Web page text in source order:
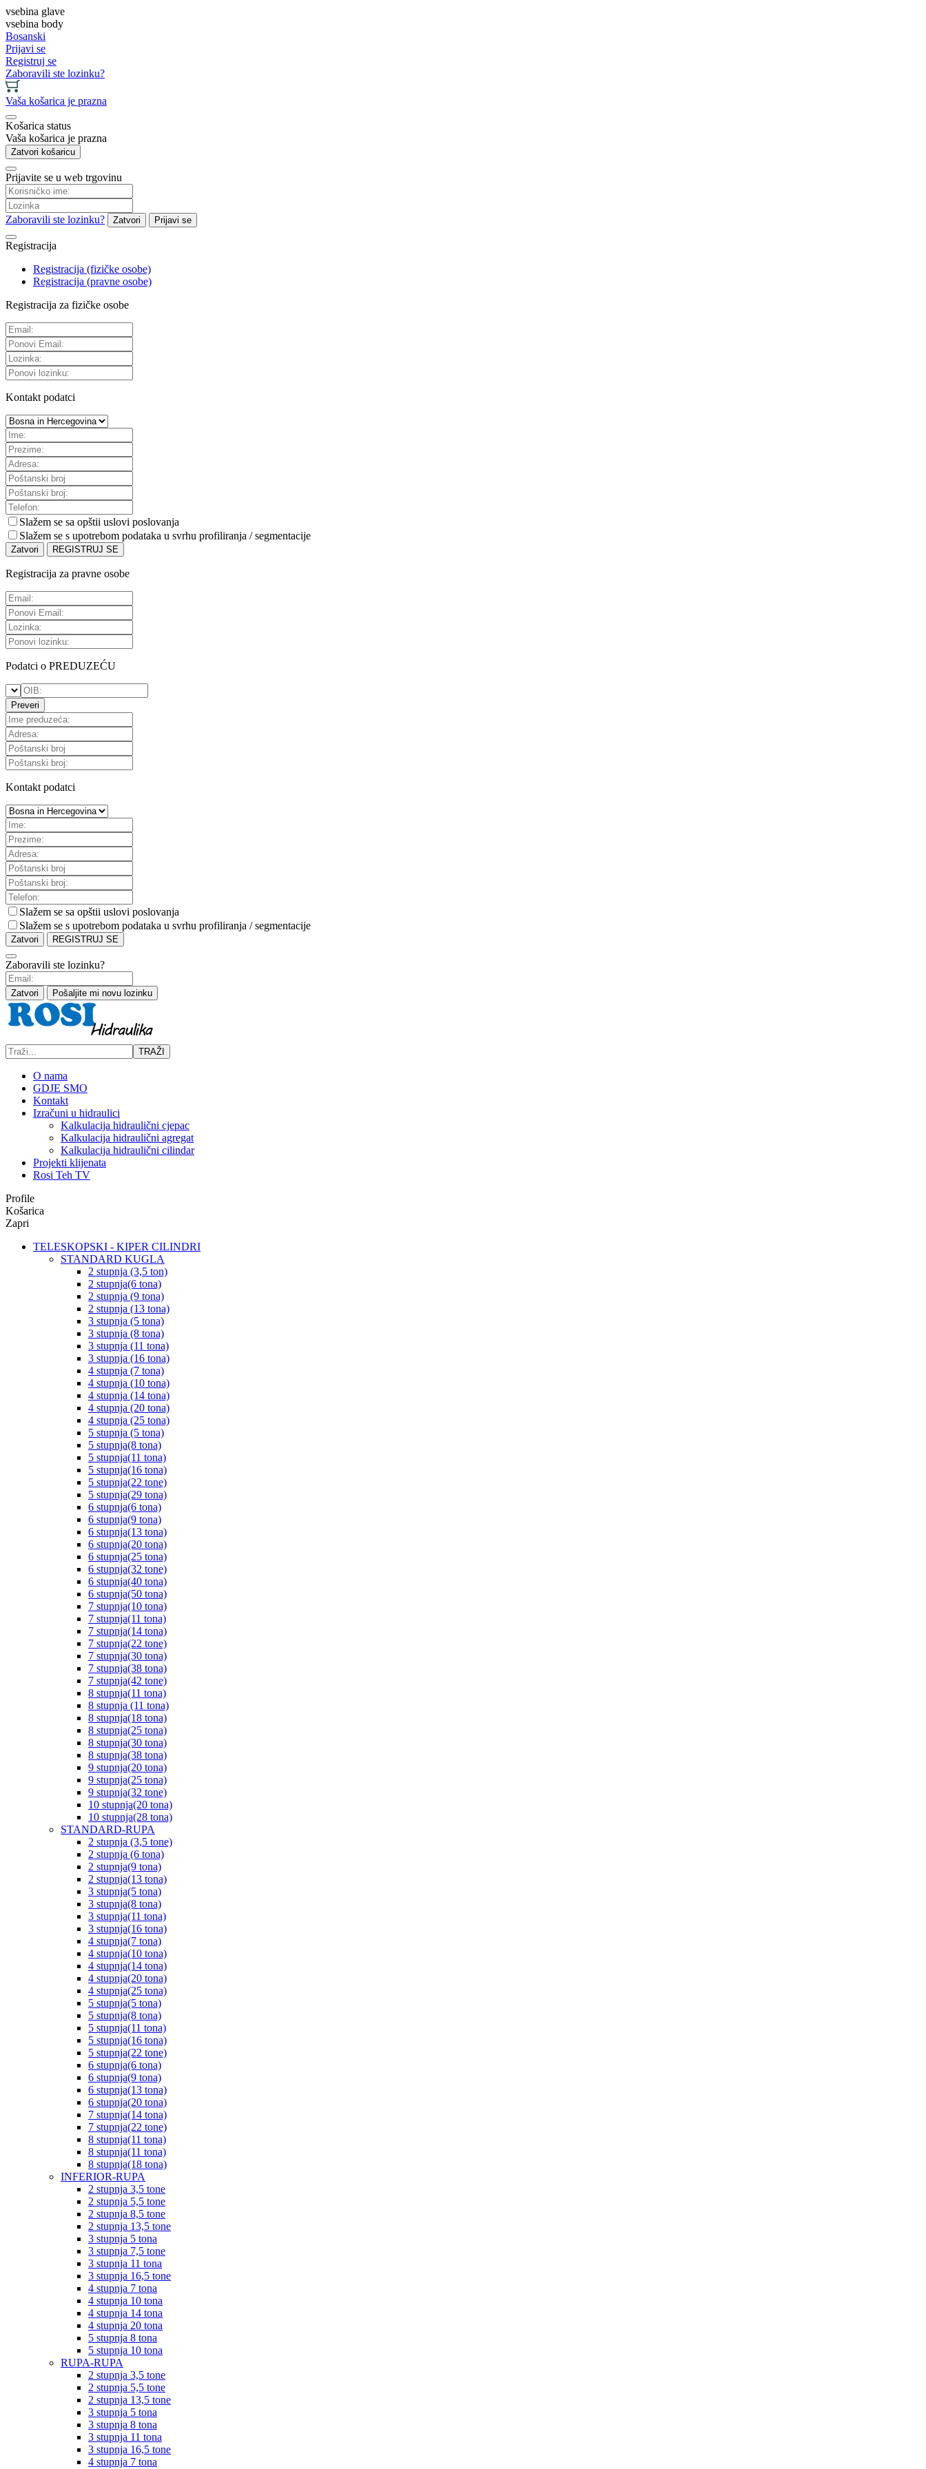
vsebina glave
vsebina body
Bosanski
Prijavi se
Registruj se
Zaboravili ste lozinku?
Vaša košarica je prazna
Košarica status
Vaša košarica je prazna
Zatvori košaricu
Prijavite se u web trgovinu
Zaboravili ste lozinku? Zatvori Prijavi se
Registracija
Registracija (fizičke osobe)
Registracija (pravne osobe)
Registracija za fizičke osobe
Kontakt podatci
Slažem se sa opštii uslovi poslovanja
Slažem se s upotrebom podataka u svrhu profiliranja / segmentacije
Zatvori REGISTRUJ SE
Registracija za pravne osobe
Podatci o PREDUZEĆU
Preveri
Kontakt podatci
Slažem se sa opštii uslovi poslovanja
Slažem se s upotrebom podataka u svrhu profiliranja / segmentacije
Zatvori REGISTRUJ SE
Zaboravili ste lozinku?
Zatvori Pošaljite mi novu lozinku
TRAŽI
O nama
GDJE SMO
Kontakt
Izračuni u hidraulici
Kalkulacija hidraulični cjepac
Kalkulacija hidraulični agregat
Kalkulacija hidraulični cilindar
Projekti klijenata
Rosi Teh TV
Profile
Košarica
Zapri
TELESKOPSKI - KIPER CILINDRI
STANDARD KUGLA
2 stupnja (3,5 ton)
2 stupnja(6 tona)
2 stupnja (9 tona)
2 stupnja (13 tona)
3 stupnja (5 tona)
3 stupnja (8 tona)
3 stupnja (11 tona)
3 stupnja (16 tona)
4 stupnja (7 tona)
4 stupnja (10 tona)
4 stupnja (14 tona)
4 stupnja (20 tona)
4 stupnja (25 tona)
5 stupnja (5 tona)
5 stupnja(8 tona)
5 stupnja(11 tona)
5 stupnja(16 tona)
5 stupnja(22 tone)
5 stupnja(29 tona)
6 stupnja(6 tona)
6 stupnja(9 tona)
6 stupnja(13 tona)
6 stupnja(20 tona)
6 stupnja(25 tona)
6 stupnja(32 tone)
6 stupnja(40 tona)
6 stupnja(50 tona)
7 stupnja(10 tona)
7 stupnja(11 tona)
7 stupnja(14 tona)
7 stupnja(22 tone)
7 stupnja(30 tona)
7 stupnja(38 tona)
7 stupnja(42 tone)
8 stupnja(11 tona)
8 stupnja (11 tona)
8 stupnja(18 tona)
8 stupnja(25 tona)
8 stupnja(30 tona)
8 stupnja(38 tona)
9 stupnja(20 tona)
9 stupnja(25 tona)
9 stupnja(32 tone)
10 stupnja(20 tona)
10 stupnja(28 tona)
STANDARD-RUPA
2 stupnja (3,5 tone)
2 stupnja (6 tona)
2 stupnja(9 tona)
2 stupnja(13 tona)
3 stupnja(5 tona)
3 stupnja(8 tona)
3 stupnja(11 tona)
3 stupnja(16 tona)
4 stupnja(7 tona)
4 stupnja(10 tona)
4 stupnja(14 tona)
4 stupnja(20 tona)
4 stupnja(25 tona)
5 stupnja(5 tona)
5 stupnja(8 tona)
5 stupnja(11 tona)
5 stupnja(16 tona)
5 stupnja(22 tone)
6 stupnja(6 tona)
6 stupnja(9 tona)
6 stupnja(13 tona)
6 stupnja(20 tona)
7 stupnja(14 tona)
7 stupnja(22 tone)
8 stupnja(11 tona)
8 stupnja(11 tona)
8 stupnja(18 tona)
INFERIOR-RUPA
2 stupnja 3,5 tone
2 stupnja 5,5 tone
2 stupnja 8,5 tone
2 stupnja 13,5 tone
3 stupnja 5 tona
3 stupnja 7,5 tone
3 stupnja 11 tona
3 stupnja 16,5 tone
4 stupnja 7 tona
4 stupnja 10 tona
4 stupnja 14 tona
4 stupnja 20 tona
5 stupnja 8 tona
5 stupnja 10 tona
RUPA-RUPA
2 stupnja 3,5 tone
2 stupnja 5,5 tone
2 stupnja 13,5 tone
3 stupnja 5 tona
3 stupnja 8 tona
3 stupnja 11 tona
3 stupnja 16,5 tone
4 stupnja 7 tona